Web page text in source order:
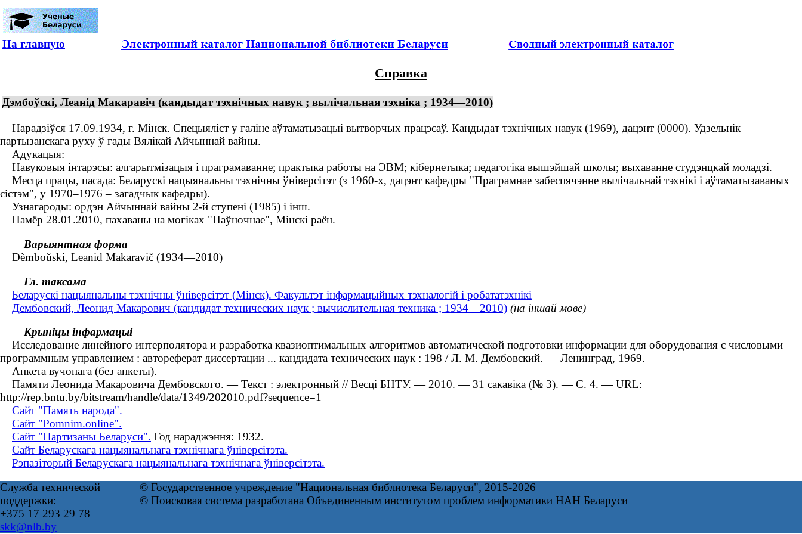
На главную
Справка
Дэмбоўскі, Леанід Макаравіч (кандыдат тэхнічных навук ; вылічальная тэхніка ; 1934—2010)
Нарадзіўся 17.09.1934, г. Мінск. Спецыяліст у галіне аўтаматызацыі вытворчых працэсаў. Кандыдат тэхнічных навук (1969), дацэнт (0000). Удзельнік
партызанскага руху ў гады Вялікай Айчыннай вайны.
Адукацыя:
Навуковыя інтарэсы: алгарытмізацыя і праграмаванне; практыка работы на ЭВМ; кібернетыка; педагогіка вышэйшай школы; выхаванне студэнцкай моладзі.
Месца працы, пасада: Беларускі нацыянальны тэхнічны ўніверсітэт (з 1960-х, дацэнт кафедры "Праграмнае забеспячэнне вылічальнай тэхнікі і аўтаматызаваных
сістэм", у 1970–1976 – загадчык кафедры).
Узнагароды: ордэн Айчыннай вайны 2-й ступені (1985) і інш.
Памёр 28.01.2010, пахаваны на могіках "Паўночнае", Мінскі раён.
Варыянтная форма
Dèmboŭski, Leanid Makaravič (1934—2010)
Гл. таксама
Беларускі нацыянальны тэхнічны ўніверсітэт (Мінск). Факультэт інфармацыйных тэхналогій і робататэхнікі
Дембовский, Леонид Макарович (кандидат технических наук ; вычислительная техника ; 1934—2010) (на іншай мове)
Крыніцы інфармацыі
Исследование линейного интерполятора и разработка квазиоптимальных алгоритмов автоматической подготовки информации для оборудования с числовыми
программным управлением : автореферат диссертации ... кандидата технических наук : 198 / Л. М. Дембовский. — Ленинград, 1969.
Анкета вучонага (без анкеты).
Памяти Леонида Макаровича Дембовского. — Текст : электронный // Весці БНТУ. — 2010. — 31 сакавіка (№ 3). — С. 4. — URL:
http://rep.bntu.by/bitstream/handle/data/1349/202010.pdf?sequence=1
Сайт "Память народа".
Сайт "Pomnim.online".
Сайт "Партизаны Беларуси". Год нараджэння: 1932.
Сайт Беларускага нацыянальнага тэхнічнага ўніверсітэта.
Рэпазіторый Беларускага нацыянальнага тэхнічнага ўніверсітэта.
Служба технической
поддержки:
+375 17 293 29 78
skk@nlb.by
© Государственное учреждение "Национальная библиотека Беларуси", 2015-2026
© Поисковая система разработана Объединенным институтом проблем информатики НАН Беларуси